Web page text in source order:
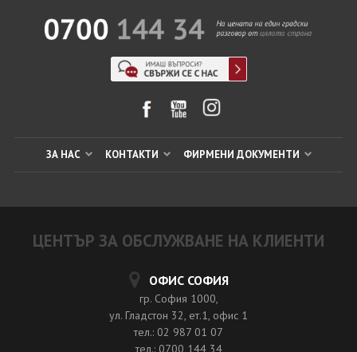
ЗА НАС КОНТАКТИ ФИРМЕНИ ДОКУМЕНТИ
ЦЕНТЪР ЗА ОБСЛУЖВАНЕ НА КЛИЕНТИ
ОФИС СОФИЯ
гр. София 1000,
ул. Гладстон 32, ет.1, офис 1
тел.: 02 987 01 07
тел.: 0700 144 34